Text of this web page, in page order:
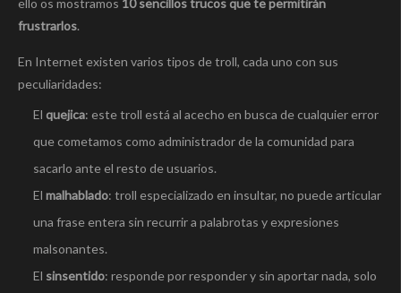
ello os mostramos 10 sencillos trucos que te permitirán
frustrarlos.
En Internet existen varios tipos de troll, cada uno con sus
peculiaridades:
El quejica: este troll está al acecho en busca de cualquier error
que cometamos como administrador de la comunidad para
sacarlo ante el resto de usuarios.
El malhablado: troll especializado en insultar, no puede articular
una frase entera sin recurrir a palabrotas y expresiones
malsonantes.
El sinsentido: responde por responder y sin aportar nada, solo